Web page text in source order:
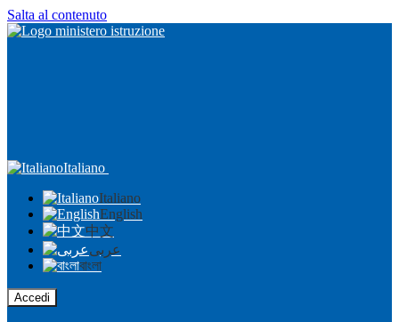
Salta al contenuto
Italiano
Italiano
English
中文
عربى
বাংলা
Accedi